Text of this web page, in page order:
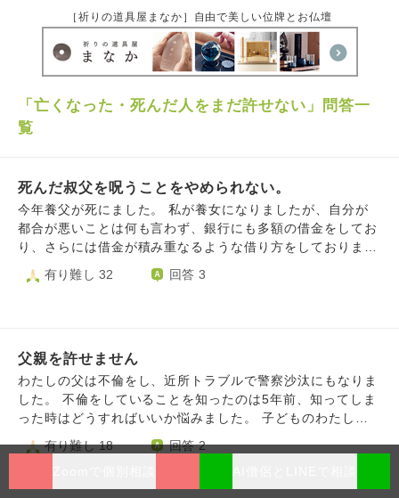
［祈りの道具屋まなか］自由で美しい位牌とお仏壇
「亡くなった・死んだ人をまだ許せない」問答一
覧
死んだ叔父を呪うことをやめられない。
今年養父が死にました。 私が養女になりましたが、自分が
都合が悪いことは何も言わず、銀行にも多額の借金をしてお
り、さらには借金が積み重なるような借り方をしておりまし
た。人間関係もぐちゃぐちゃで、養父が離婚した前妻の事ま
で処理させられました。 私は、必至になって会社関係の実
ちもおり、毎日の彼らの通院も色々と悩みの種です。
元々、うちには介護が必要な家族がおり、そちらで手一杯で
す。 私は結婚しており、優しい主人にこれ以上迷惑をかけ
られない、と、離婚を切り出したこともありますが、主人
てくれました。 私は、いい加減で外面のいい養父が許せま
な薬も飲まずに全て廃棄することになり、家族にも嘘ばかり
有り難し 32 回答 3
父親を許せません
わたしの父は不倫をし、近所トラブルで警察沙汰にもなりま
した。 不倫をしていることを知ったのは5年前、知ってしま
った時はどうすればいいか悩みました。 子どものわたしが
父母の関係を崩すわけにはいかないと言い聞かせ知らないふ
りをしていました。 今年に入り、父が警察沙汰の出来事を
した。 警察沙汰をきっかけに父とは一切言葉を交わすこと
有り難し 18
回答 2